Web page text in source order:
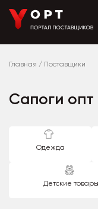
Главная / Поставщики
Сапоги опт
Одежда
Детские товары